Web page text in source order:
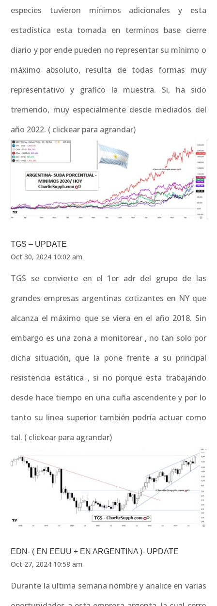
especies tuvieron mínimos adicionales y esta
estadística esta tomada en terminos base cierre
diario y por ende pueden no representar su mínimo o
máximo absoluto, resulta de todas formas muy
representativo y grafico la muestra. Si, ha sido
tremendo, muy especialmente desde mediados del
año 2022. ( clickear para agrandar)
TGS – UPDATE
Oct 30, 2024 10:02 am
TGS se convierte en el 1er adr del grupo de las
grandes empresas argentinas cotizantes en NY que
alcanza el máximo que se viera en el año 2018. Sin
embargo es una zona a monitorear , no tan solo por
dicha situación, que la pone frente a su principal
resistencia estática , si no porque esta trabajando
desde hace tiempo en una cuña ascendente y por lo
tanto su linea superior también podría actuar como
tal. ( clickear para agrandar)
EDN- ( EN EEUU + EN ARGENTINA )- UPDATE
Oct 27, 2024 10:58 am
Durante la ultima semana nombre y analice en varias